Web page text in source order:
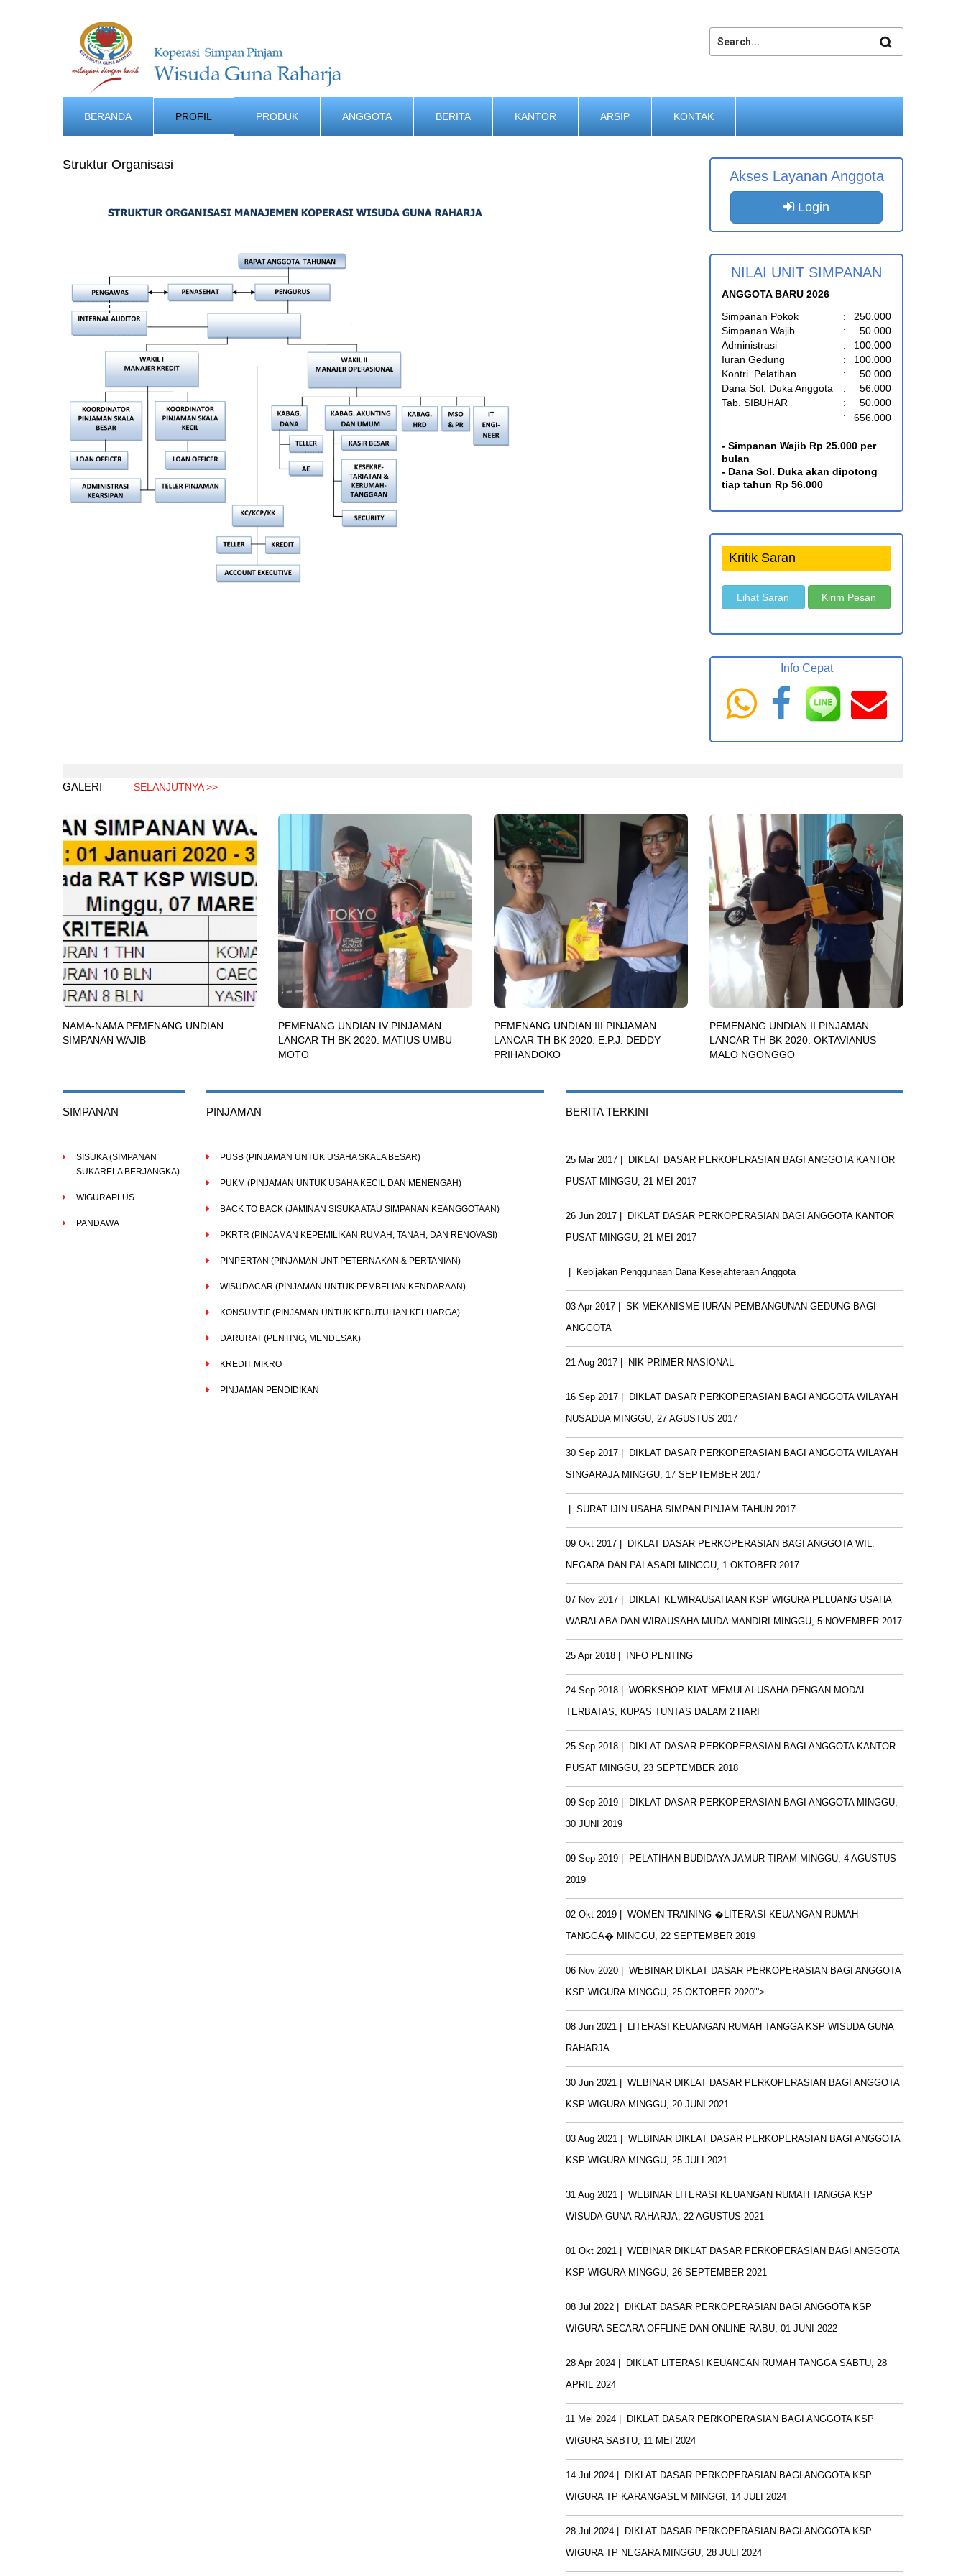
BERANDA PROFIL PRODUK ANGGOTA BERITA KANTOR ARSIP KONTAK
Struktur Organisasi
Akses Layanan Anggota
Login
NILAI UNIT SIMPANAN
ANGGOTA BARU 2026
Simpanan Pokok
:
250.000
Simpanan Wajib
:
50.000
Administrasi
:
100.000
Iuran Gedung
:
100.000
Kontri. Pelatihan
:
50.000
Dana Sol. Duka Anggota
:
56.000
Tab. SIBUHAR
:
50.000
:
656.000
- Simpanan Wajib Rp 25.000 per
bulan
- Dana Sol. Duka akan dipotong
tiap tahun Rp 56.000
Kritik Saran
Lihat Saran Kirim Pesan
Info Cepat
GALERI SELANJUTNYA >>
NAMA-NAMA PEMENANG UNDIAN
SIMPANAN WAJIB
PEMENANG UNDIAN IV PINJAMAN
LANCAR TH BK 2020: MATIUS UMBU
MOTO
PEMENANG UNDIAN III PINJAMAN
LANCAR TH BK 2020: E.P.J. DEDDY
PRIHANDOKO
PEMENANG UNDIAN II PINJAMAN
LANCAR TH BK 2020: OKTAVIANUS
MALO NGONGGO
SIMPANAN
SISUKA (SIMPANAN
SUKARELA BERJANGKA)
WIGURAPLUS
PANDAWA
PINJAMAN
PUSB (PINJAMAN UNTUK USAHA SKALA BESAR)
PUKM (PINJAMAN UNTUK USAHA KECIL DAN MENENGAH)
BACK TO BACK (JAMINAN SISUKA ATAU SIMPANAN KEANGGOTAAN)
PKRTR (PINJAMAN KEPEMILIKAN RUMAH, TANAH, DAN RENOVASI)
PINPERTAN (PINJAMAN UNT PETERNAKAN & PERTANIAN)
WISUDACAR (PINJAMAN UNTUK PEMBELIAN KENDARAAN)
KONSUMTIF (PINJAMAN UNTUK KEBUTUHAN KELUARGA)
DARURAT (PENTING, MENDESAK)
KREDIT MIKRO
PINJAMAN PENDIDIKAN
BERITA TERKINI
25 Mar 2017
DIKLAT DASAR PERKOPERASIAN BAGI ANGGOTA KANTOR
PUSAT MINGGU, 21 MEI 2017
26 Jun 2017
DIKLAT DASAR PERKOPERASIAN BAGI ANGGOTA KANTOR
PUSAT MINGGU, 21 MEI 2017
Kebijakan Penggunaan Dana Kesejahteraan Anggota
03 Apr 2017
SK MEKANISME IURAN PEMBANGUNAN GEDUNG BAGI
ANGGOTA
21 Aug 2017 NIK PRIMER NASIONAL
16 Sep 2017
DIKLAT DASAR PERKOPERASIAN BAGI ANGGOTA WILAYAH
NUSADUA MINGGU, 27 AGUSTUS 2017
30 Sep 2017
DIKLAT DASAR PERKOPERASIAN BAGI ANGGOTA WILAYAH
SINGARAJA MINGGU, 17 SEPTEMBER 2017
SURAT IJIN USAHA SIMPAN PINJAM TAHUN 2017
09 Okt 2017
DIKLAT DASAR PERKOPERASIAN BAGI ANGGOTA WIL.
NEGARA DAN PALASARI MINGGU, 1 OKTOBER 2017
07 Nov 2017
DIKLAT KEWIRAUSAHAAN KSP WIGURA PELUANG USAHA
WARALABA DAN WIRAUSAHA MUDA MANDIRI MINGGU, 5 NOVEMBER 2017
25 Apr 2018 INFO PENTING
24 Sep 2018
WORKSHOP KIAT MEMULAI USAHA DENGAN MODAL
TERBATAS, KUPAS TUNTAS DALAM 2 HARI
25 Sep 2018
DIKLAT DASAR PERKOPERASIAN BAGI ANGGOTA KANTOR
PUSAT MINGGU, 23 SEPTEMBER 2018
09 Sep 2019
DIKLAT DASAR PERKOPERASIAN BAGI ANGGOTA MINGGU,
30 JUNI 2019
09 Sep 2019
PELATIHAN BUDIDAYA JAMUR TIRAM MINGGU, 4 AGUSTUS
2019
02 Okt 2019
WOMEN TRAINING �LITERASI KEUANGAN RUMAH
TANGGA� MINGGU, 22 SEPTEMBER 2019
06 Nov 2020
WEBINAR DIKLAT DASAR PERKOPERASIAN BAGI ANGGOTA
KSP WIGURA MINGGU, 25 OKTOBER 2020"'>
08 Jun 2021
LITERASI KEUANGAN RUMAH TANGGA KSP WISUDA GUNA
RAHARJA
30 Jun 2021
WEBINAR DIKLAT DASAR PERKOPERASIAN BAGI ANGGOTA
KSP WIGURA MINGGU, 20 JUNI 2021
03 Aug 2021
WEBINAR DIKLAT DASAR PERKOPERASIAN BAGI ANGGOTA
KSP WIGURA MINGGU, 25 JULI 2021
31 Aug 2021
WEBINAR LITERASI KEUANGAN RUMAH TANGGA KSP
WISUDA GUNA RAHARJA, 22 AGUSTUS 2021
01 Okt 2021
WEBINAR DIKLAT DASAR PERKOPERASIAN BAGI ANGGOTA
KSP WIGURA MINGGU, 26 SEPTEMBER 2021
08 Jul 2022
DIKLAT DASAR PERKOPERASIAN BAGI ANGGOTA KSP
WIGURA SECARA OFFLINE DAN ONLINE RABU, 01 JUNI 2022
28 Apr 2024
DIKLAT LITERASI KEUANGAN RUMAH TANGGA SABTU, 28
APRIL 2024
11 Mei 2024
DIKLAT DASAR PERKOPERASIAN BAGI ANGGOTA KSP
WIGURA SABTU, 11 MEI 2024
14 Jul 2024
DIKLAT DASAR PERKOPERASIAN BAGI ANGGOTA KSP
WIGURA TP KARANGASEM MINGGI, 14 JULI 2024
28 Jul 2024
DIKLAT DASAR PERKOPERASIAN BAGI ANGGOTA KSP
WIGURA TP NEGARA MINGGU, 28 JULI 2024